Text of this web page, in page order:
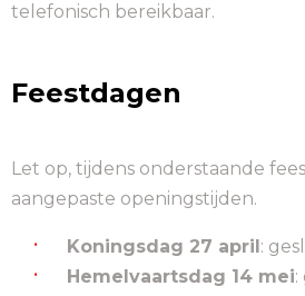
telefonisch bereikbaar.
Feestdagen
Let op, tijdens onderstaande
aangepaste openingstijden.
Koningsdag 27 april:
Hemelvaartsdag 14 mei: